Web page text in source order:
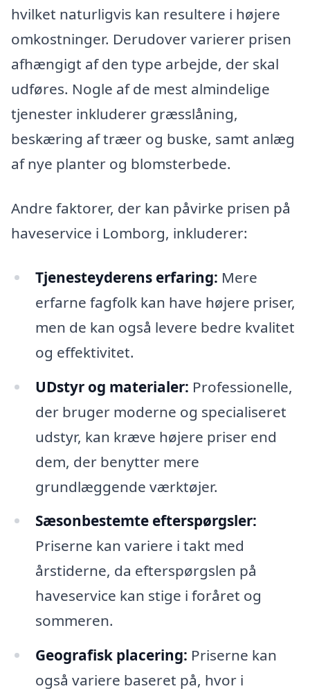
hvilket naturligvis kan resultere i højere
omkostninger. Derudover varierer prisen
afhængigt af den type arbejde, der skal
udføres. Nogle af de mest almindelige
tjenester inkluderer græsslåning,
beskæring af træer og buske, samt anlæg
af nye planter og blomsterbede.
Andre faktorer, der kan påvirke prisen på
haveservice i Lomborg, inkluderer:
Tjenesteyderens erfaring: Mere
erfarne fagfolk kan have højere priser,
men de kan også levere bedre kvalitet
og effektivitet.
UDstyr og materialer: Professionelle,
der bruger moderne og specialiseret
udstyr, kan kræve højere priser end
dem, der benytter mere
grundlæggende værktøjer.
Sæsonbestemte efterspørgsler:
Priserne kan variere i takt med
årstiderne, da efterspørgslen på
haveservice kan stige i foråret og
sommeren.
Geografisk placering: Priserne kan
også variere baseret på, hvor i